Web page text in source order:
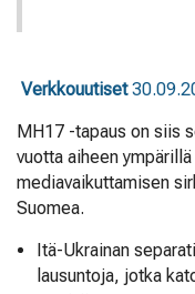
Verkkouutiset
MH17 -tapaus on siis
vuotta aiheen
mediavaikuttamisen
Suomea.
Itä-Ukrainan
lausuntoja, jotka